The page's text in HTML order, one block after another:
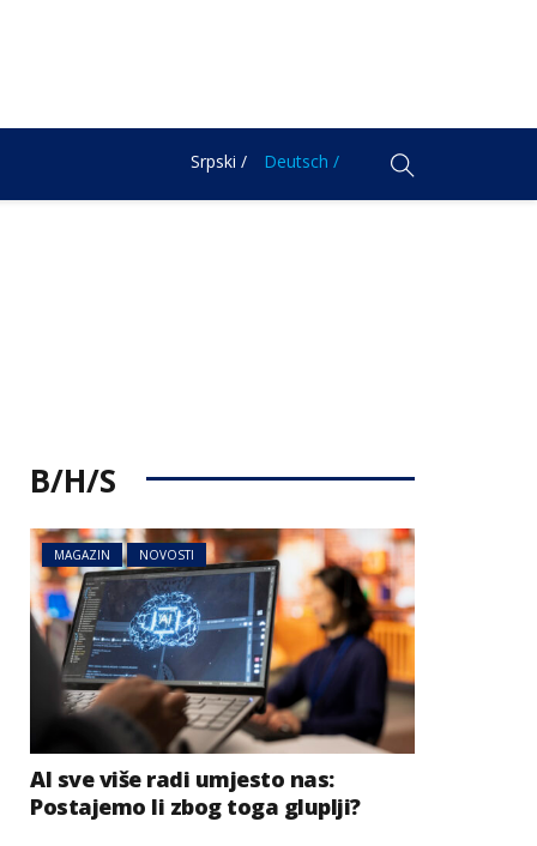
Srpski / Deutsch /
B/H/S
MAGAZIN NOVOSTI
AI sve više radi umjesto nas:
Postajemo li zbog toga gluplji?